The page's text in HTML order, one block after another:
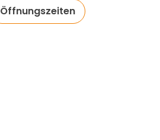
Öffnungszeiten